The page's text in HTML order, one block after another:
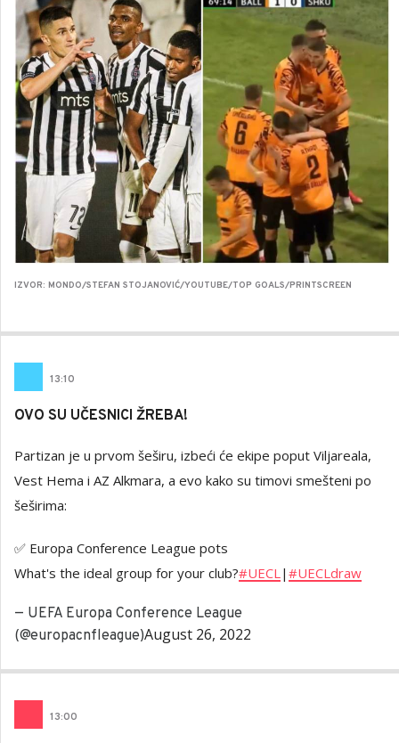
IZVOR: MONDO/STEFAN STOJANOVIĆ/YOUTUBE/TOP GOALS/PRINTSCREEN
13:10
OVO SU UČESNICI ŽREBA!
Partizan je u prvom šeširu, izbeći će ekipe poput Viljareala,
Vest Hema i AZ Alkmara, a evo kako su timovi smešteni po
šeširima:
✅ Europa Conference League pots
What's the ideal group for your club?#UECL | #UECLdraw
— UEFA Europa Conference League
(@europacnfleague)August 26, 2022
13:00